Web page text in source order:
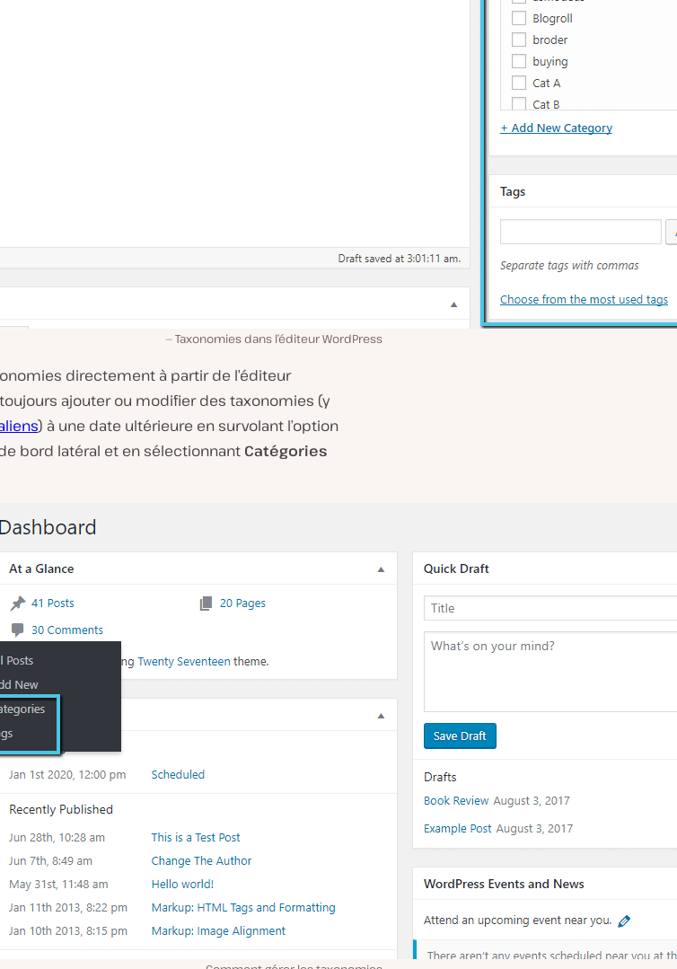
Taxonomies dans l’éditeur WordPress
directement à partir de l’éditeur
toujours ajouter ou modifier des taxonomies (y
) à une date ultérieure en survolant l’option
bord latéral et en sélectionnant Catégories